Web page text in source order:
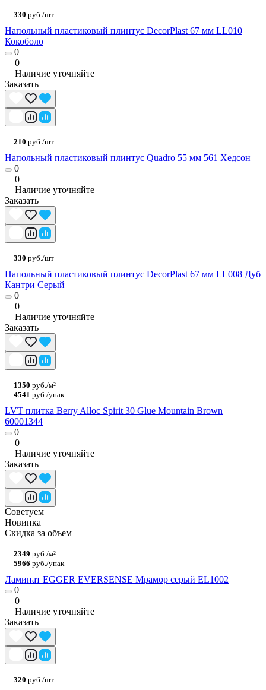
330 руб./шт
Напольный пластиковый плинтус DecorPlast 67 мм LL010
Кокоболо
0
0
Наличие уточняйте
Заказать
210 руб./шт
Напольный пластиковый плинтус Quadro 55 мм 561 Хедсон
0
0
Наличие уточняйте
Заказать
330 руб./шт
Напольный пластиковый плинтус DecorPlast 67 мм LL008 Дуб
Кантри Серый
0
0
Наличие уточняйте
Заказать
1350 руб./м²
4541 руб./упак
LVT плитка Berry Alloc Spirit 30 Glue Mountain Brown
60001344
0
0
Наличие уточняйте
Заказать
Советуем
Новинка
Скидка за объем
2349 руб./м²
5966 руб./упак
Ламинат EGGER EVERSENSE Мрамор серый EL1002
0
0
Наличие уточняйте
Заказать
320 руб./шт